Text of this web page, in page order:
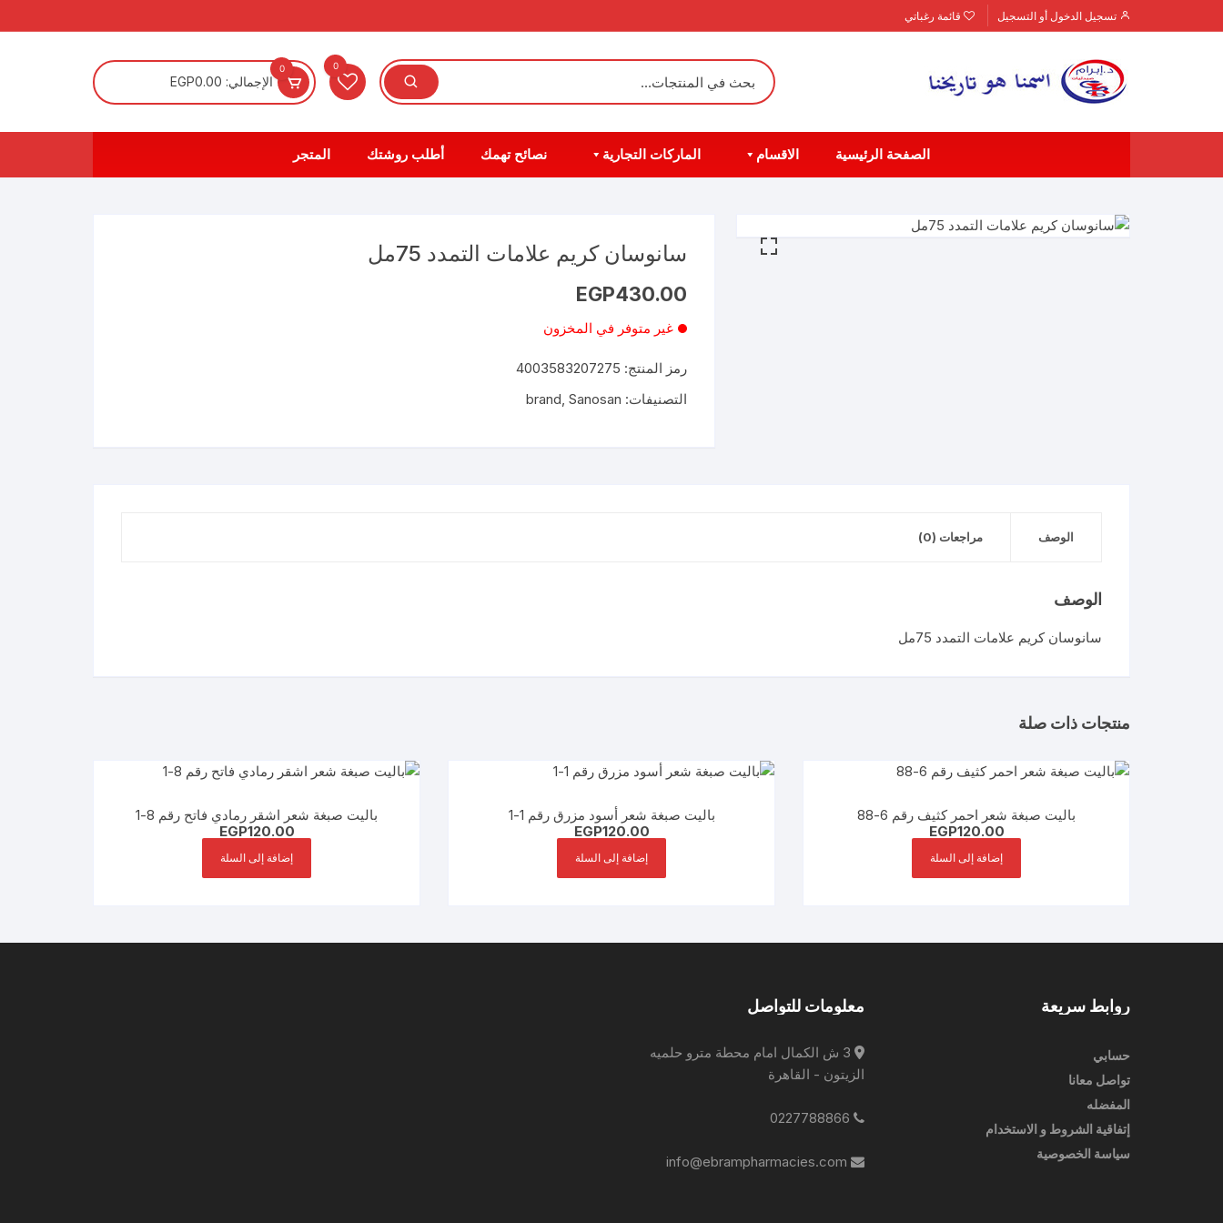
إلى
تسجيل الدخول أو التسجيل قائمة رغباتي
0
0
الإجمالي: EGP0.00
الصفحة الرئيسية الاقسام الماركات التجارية نصائح تهمك أطلب روشتك المتجر
سانوسان كريم علامات التمدد 75مل
EGP430.00
غير متوفر في المخزون
رمز المنتج: 4003583207275
التصنيفات:
brand, Sanosan
الوصف مراجعات (0)
الوصف
سانوسان كريم علامات التمدد 75مل
منتجات ذات صلة
باليت صبغة شعر احمر كثيف رقم 6-88
EGP120.00
إضافة إلى السلة
باليت صبغة شعر أسود مزرق رقم 1-1
EGP120.00
إضافة إلى السلة
باليت صبغة شعر اشقر رمادي فاتح رقم 8-1
EGP120.00
إضافة إلى السلة
روابط سريعة
حسابي
تواصل معانا
المفضله
إتفاقية الشروط و الاستخدام
سياسة الخصوصية
معلومات للتواصل
3 ش الكمال امام محطة مترو حلميه
الزيتون - القاهرة